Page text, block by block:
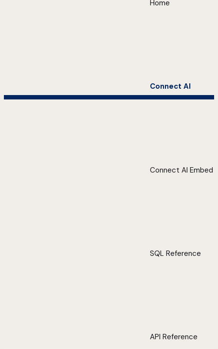
Home
Connect AI
Connect AI Embed
SQL Reference
API Reference